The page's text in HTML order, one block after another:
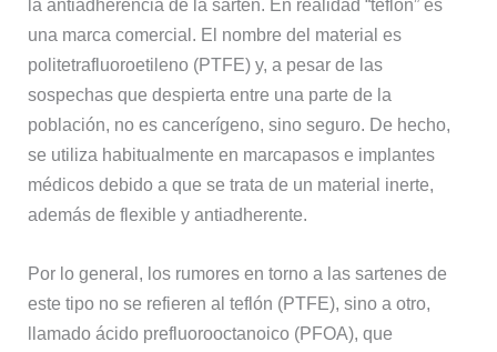
la antiadherencia de la sartén. En realidad “teflón” es
una marca comercial. El nombre del material es
politetrafluoroetileno (PTFE) y, a pesar de las
sospechas que despierta entre una parte de la
población, no es cancerígeno, sino seguro. De hecho,
se utiliza habitualmente en marcapasos e implantes
médicos debido a que se trata de un material inerte,
además de flexible y antiadherente.
Por lo general, los rumores en torno a las sartenes de
este tipo no se refieren al teflón (PTFE), sino a otro,
llamado ácido prefluorooctanoico (PFOA), que